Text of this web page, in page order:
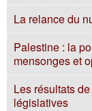
La relance du
Palestine : la
mensonges et
Les résultats
législatives